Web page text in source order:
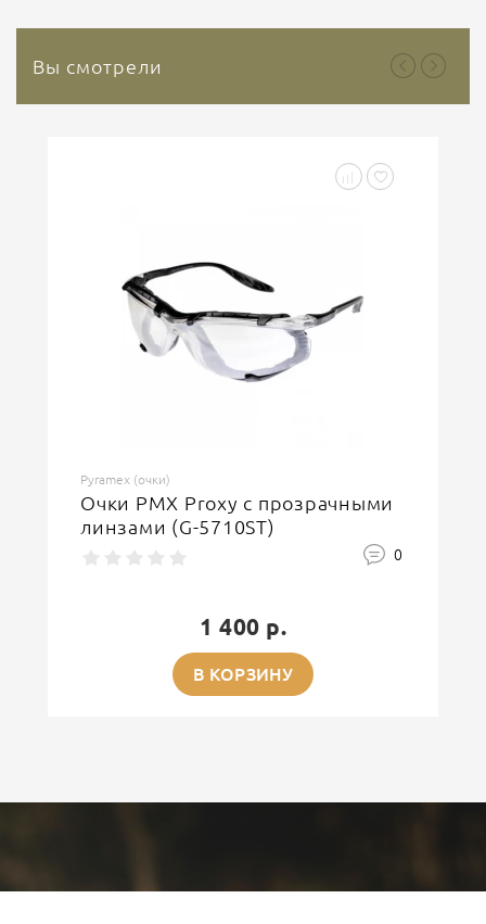
Вы смотрели
Pyramex (очки)
Очки PMX Proxy с прозрачными
линзами (G-5710ST)
0
1 400 р.
В КОРЗИНУ